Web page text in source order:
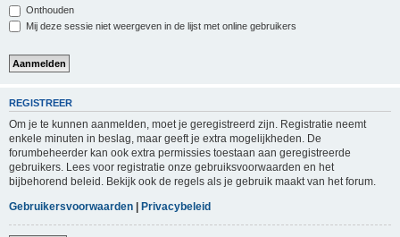
Onthouden
Mij deze sessie niet weergeven in de lijst met online gebruikers
REGISTREER
Om je te kunnen aanmelden, moet je geregistreerd zijn. Registratie neemt
enkele minuten in beslag, maar geeft je extra mogelijkheden. De
forumbeheerder kan ook extra permissies toestaan aan geregistreerde
gebruikers. Lees voor registratie onze gebruiksvoorwaarden en het
bijbehorend beleid. Bekijk ook de regels als je gebruik maakt van het forum.
Gebruikersvoorwaarden | Privacybeleid